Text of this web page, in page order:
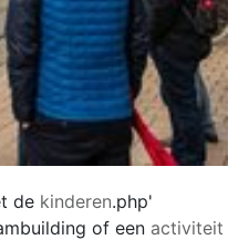
de kinderen.php'
of een activiteit